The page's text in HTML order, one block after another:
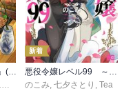
,転
新着
のこみ 七夕さとり Tea